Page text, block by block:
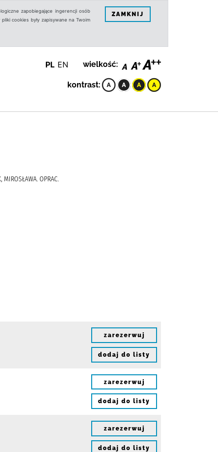
zapobiegające ingerencji osób
cookies były zapisywane na Twoim
ZAMKNIJ
PL EN wielkość:
kontrast:
MIROSŁAWA. OPRAC.
zarezerwuj
dodaj do listy
zarezerwuj
dodaj do listy
zarezerwuj
dodaj do listy